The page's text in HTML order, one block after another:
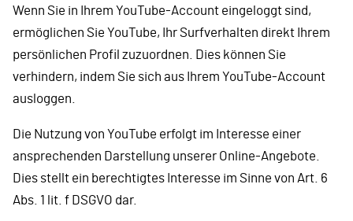
Wenn Sie in Ihrem YouTube-Account eingeloggt sind,
ermöglichen Sie YouTube, Ihr Surfverhalten direkt Ihrem
persönlichen Profil zuzuordnen. Dies können Sie
verhindern, indem Sie sich aus Ihrem YouTube-Account
ausloggen.
Die Nutzung von YouTube erfolgt im Interesse einer
ansprechenden Darstellung unserer Online-Angebote.
Dies stellt ein berechtigtes Interesse im Sinne von Art. 6
Abs. 1 lit. f DSGVO dar.